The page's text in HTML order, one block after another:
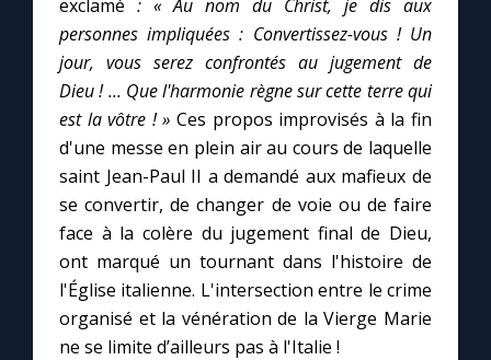
Contact
Faire un don
Marie de Nazareth
exclamé : « Au nom du Christ, je dis aux
personnes impliquées : Convertissez-vous ! Un
jour, vous serez confrontés au jugement de
Dieu ! ... Que l'harmonie règne sur cette terre qui
est la vôtre ! » Ces propos improvisés à la fin
d'une messe en plein air au cours de laquelle
saint Jean-Paul II a demandé aux mafieux de
se convertir, de changer de voie ou de faire
face à la colère du jugement final de Dieu,
ont marqué un tournant dans l'histoire de
l'Église italienne. L'intersection entre le crime
organisé et la vénération de la Vierge Marie
ne se limite d’ailleurs pas à l'Italie !